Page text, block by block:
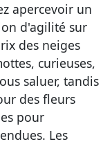
apercevoir un
d'agilité sur
des neiges
curieuses,
saluer, tandis
des fleurs
pour
Les